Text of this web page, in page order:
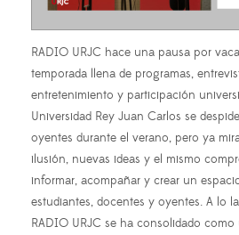
RADIO URJC hace una pausa por
temporada llena de programas,
entretenimiento y participación
Universidad Rey Juan Carlos se
oyentes durante el verano, pero ya
ilusión, nuevas ideas y el mismo
informar, acompañar y crear un
estudiantes, docentes y oyentes. A lo
RADIO URJC se ha consolidado